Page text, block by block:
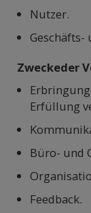
Nutzer.
Geschäfts-
Zweckeder
Erfüllung
Büro- und
Feedback.